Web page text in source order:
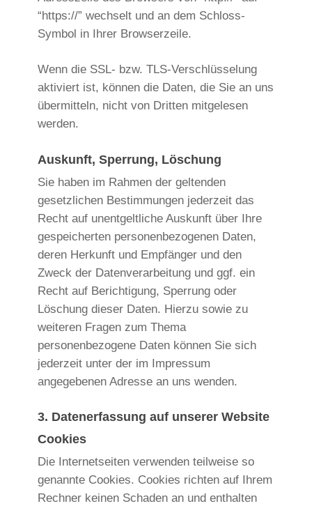
“https://” wechselt und an dem Schloss-
Symbol in Ihrer Browserzeile.
Wenn die SSL- bzw. TLS-Verschlüsselung
aktiviert ist, können die Daten, die Sie an uns
übermitteln, nicht von Dritten mitgelesen
werden.
Auskunft, Sperrung, Löschung
Sie haben im Rahmen der geltenden
gesetzlichen Bestimmungen jederzeit das
Recht auf unentgeltliche Auskunft über Ihre
gespeicherten personenbezogenen Daten,
deren Herkunft und Empfänger und den
Zweck der Datenverarbeitung und ggf. ein
Recht auf Berichtigung, Sperrung oder
Löschung dieser Daten. Hierzu sowie zu
weiteren Fragen zum Thema
personenbezogene Daten können Sie sich
jederzeit unter der im Impressum
angegebenen Adresse an uns wenden.
3. Datenerfassung auf unserer Website
Cookies
Die Internetseiten verwenden teilweise so
genannte Cookies. Cookies richten auf Ihrem
Rechner keinen Schaden an und enthalten